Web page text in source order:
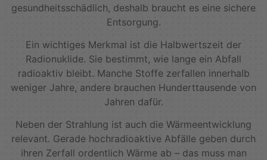
gesundheitsschädlich, deshalb braucht es eine sichere
Entsorgung.
Ein wichtiges Merkmal ist die Halbwertszeit der
Radionuklide. Sie bestimmt, wie lange ein Abfall
radioaktiv bleibt. Manche Stoffe zerfallen innerhalb
weniger Jahre, andere brauchen Hunderttausende von
Jahren dafür.
Neben der Strahlung ist auch die Wärmeentwicklung
relevant. Gerade hochradioaktive Abfälle geben durch
ihren Zerfall ordentlich Wärme ab – das muss man